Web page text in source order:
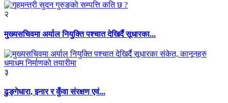
२
मुख्यसचिवमा अर्याल नियुक्ति पश्चात देखिर्दै सूधारका...
३
ढुङ्गेधारा, इनार र कुँवा संरक्षण एवं...